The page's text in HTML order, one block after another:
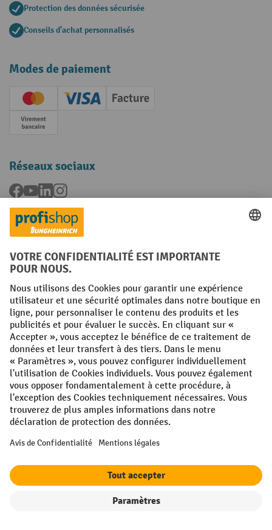
Protection des données sécurisée
Conseils d'achat personnalisés
Modes de paiement
Creditcard (Master)Creditcard (Visa)
Facture
Paiement anticipé
Réseaux sociaux
Facebook
YouTubeLinkedInInstagram
Langues
FR NL
Conditions générales Mentions légales
Protection des Données Politique de cookies
All prices excl. VAT plusshipping costsand possible delivery charges,
if not stated otherwise.
¹ La remise est valable jusqu'à épuisement des stocks. La remise ne
s'applique pas aux prix spéciaux. Il n'est pas possible de le combiner
avec d'autres réductions en pourcentage ou bons de réduction. | ² La
réduction sera accordée une seule fois lors de la première inscription
à la newsletter. Le code de réduction est valable pendant 10 jours et
nette minimale de 250,00 €. La réduction varie selon la catégorie de
produits et peut atteindre un maximum de 10 %. Les transpalettes
électriques, les gerbeurs électriques, les chariots élévateurs